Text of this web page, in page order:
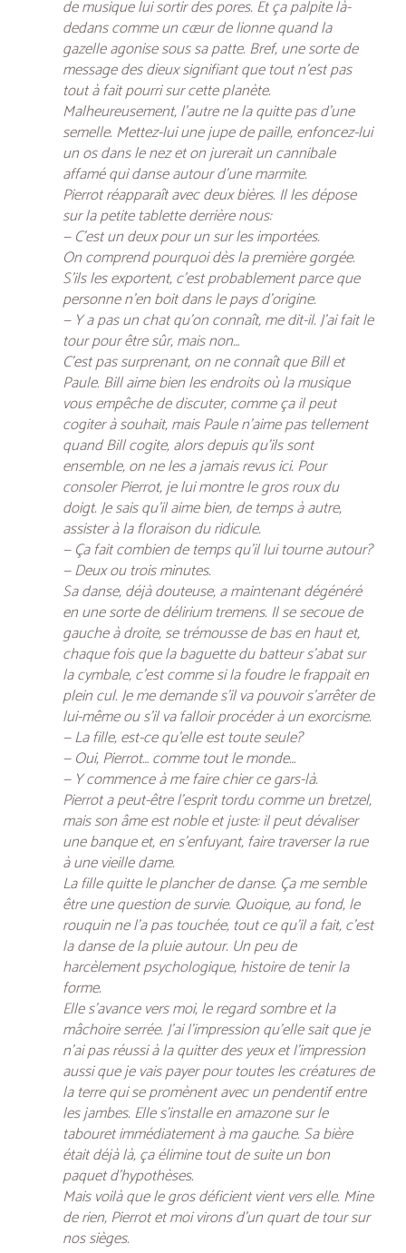
de musique lui sortir des pores. Et ça palpite là-
dedans comme un cœur de lionne quand la
gazelle agonise sous sa patte. Bref, une sorte de
message des dieux signifiant que tout n’est pas
tout à fait pourri sur cette planète.
Malheureusement, l’autre ne la quitte pas d’une
semelle. Mettez-lui une jupe de paille, enfoncez-lui
un os dans le nez et on jurerait un cannibale
affamé qui danse autour d’une marmite.
Pierrot réapparaît avec deux bières. Il les dépose
sur la petite tablette derrière nous:
— C’est un deux pour un sur les importées.
On comprend pourquoi dès la première gorgée.
S’ils les exportent, c’est probablement parce que
personne n’en boit dans le pays d’origine.
— Y a pas un chat qu’on connaît, me dit-il. J’ai fait le
tour pour être sûr, mais non…
C’est pas surprenant, on ne connaît que Bill et
Paule. Bill aime bien les endroits où la musique
vous empêche de discuter, comme ça il peut
cogiter à souhait, mais Paule n’aime pas tellement
quand Bill cogite, alors depuis qu’ils sont
ensemble, on ne les a jamais revus ici. Pour
consoler Pierrot, je lui montre le gros roux du
doigt. Je sais qu’il aime bien, de temps à autre,
assister à la floraison du ridicule.
— Ça fait combien de temps qu’il lui tourne autour?
— Deux ou trois minutes.
Sa danse, déjà douteuse, a maintenant dégénéré
en une sorte de délirium tremens. Il se secoue de
gauche à droite, se trémousse de bas en haut et,
chaque fois que la baguette du batteur s’abat sur
la cymbale, c’est comme si la foudre le frappait en
plein cul. Je me demande s’il va pouvoir s’arrêter de
lui-même ou s’il va falloir procéder à un exorcisme.
— La fille, est-ce qu’elle est toute seule?
— Oui, Pierrot… comme tout le monde…
— Y commence à me faire chier ce gars-là.
Pierrot a peut-être l’esprit tordu comme un bretzel,
mais son âme est noble et juste: il peut dévaliser
une banque et, en s’enfuyant, faire traverser la rue
à une vieille dame.
La fille quitte le plancher de danse. Ça me semble
être une question de survie. Quoique, au fond, le
rouquin ne l’a pas touchée, tout ce qu’il a fait, c’est
la danse de la pluie autour. Un peu de
harcèlement psychologique, histoire de tenir la
forme.
Elle s’avance vers moi, le regard sombre et la
mâchoire serrée. J’ai l’impression qu’elle sait que je
n’ai pas réussi à la quitter des yeux et l’impression
aussi que je vais payer pour toutes les créatures de
la terre qui se promènent avec un pendentif entre
les jambes. Elle s’installe en amazone sur le
tabouret immédiatement à ma gauche. Sa bière
était déjà là, ça élimine tout de suite un bon
paquet d’hypothèses.
Mais voilà que le gros déficient vient vers elle. Mine
de rien, Pierrot et moi virons d’un quart de tour sur
nos sièges.